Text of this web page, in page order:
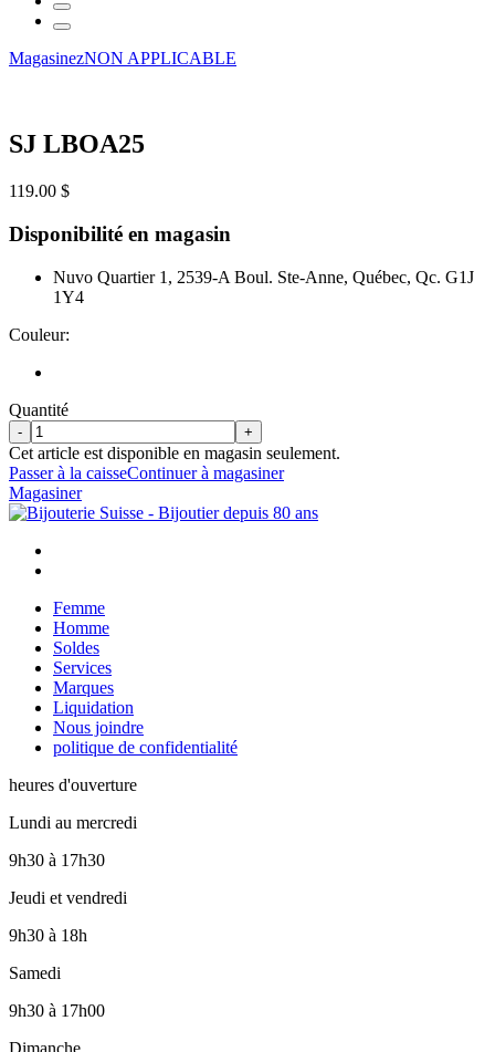
MagasinezNON APPLICABLE
SJ LBOA25
119.00 $
Disponibilité en magasin
Nuvo Quartier 1, 2539-A Boul. Ste-Anne, Québec, Qc. G1J
1Y4
Couleur:
Quantité
- +
Cet article est disponible en magasin seulement.
Passer à la caisseContinuer à magasiner
Magasiner
Femme
Homme
Soldes
Services
Marques
Liquidation
Nous joindre
politique de confidentialité
heures d'ouverture
Lundi au mercredi
9h30 à 17h30
Jeudi et vendredi
9h30 à 18h
Samedi
9h30 à 17h00
Dimanche